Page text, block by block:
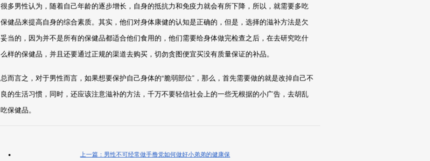
很多男性认为，随着自己年龄的逐步增长，自身的抵抗力和免疫力就会有所下降，所以，就需要多吃
保健品来提高自身的综合素质。其实，他们对身体康健的认知是正确的，但是，选择的滋补方法是欠
妥当的，因为并不是所有的保健品都适合他们食用的，他们需要给身体做完检查之后，在去研究吃什
么样的保健品，并且还要通过正规的渠道去购买，切勿贪图便宜买没有质量保证的补品。
总而言之，对于男性而言，如果想要保护自己身体的“脆弱部位”，那么，首先需要做的就是改掉自己不
良的生活习惯，同时，还应该注意滋补的方法，千万不要轻信社会上的一些无根据的小广告，去胡乱
吃保健品。
上一篇：男性不可经常做手撸党如何做好小弟弟的健康保